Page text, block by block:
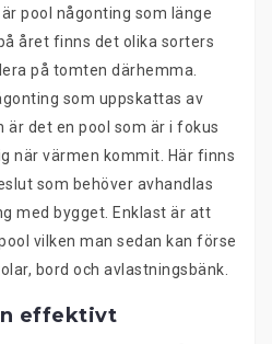
pool någonting som länge
året finns det olika sorters
på tomten därhemma.
som uppskattas av
är det en pool som är i fokus
när värmen kommit. Här finns
som behöver avhandlas
med bygget. Enklast är att
vilken man sedan kan förse
bord och avlastningsbänk.
effektivt